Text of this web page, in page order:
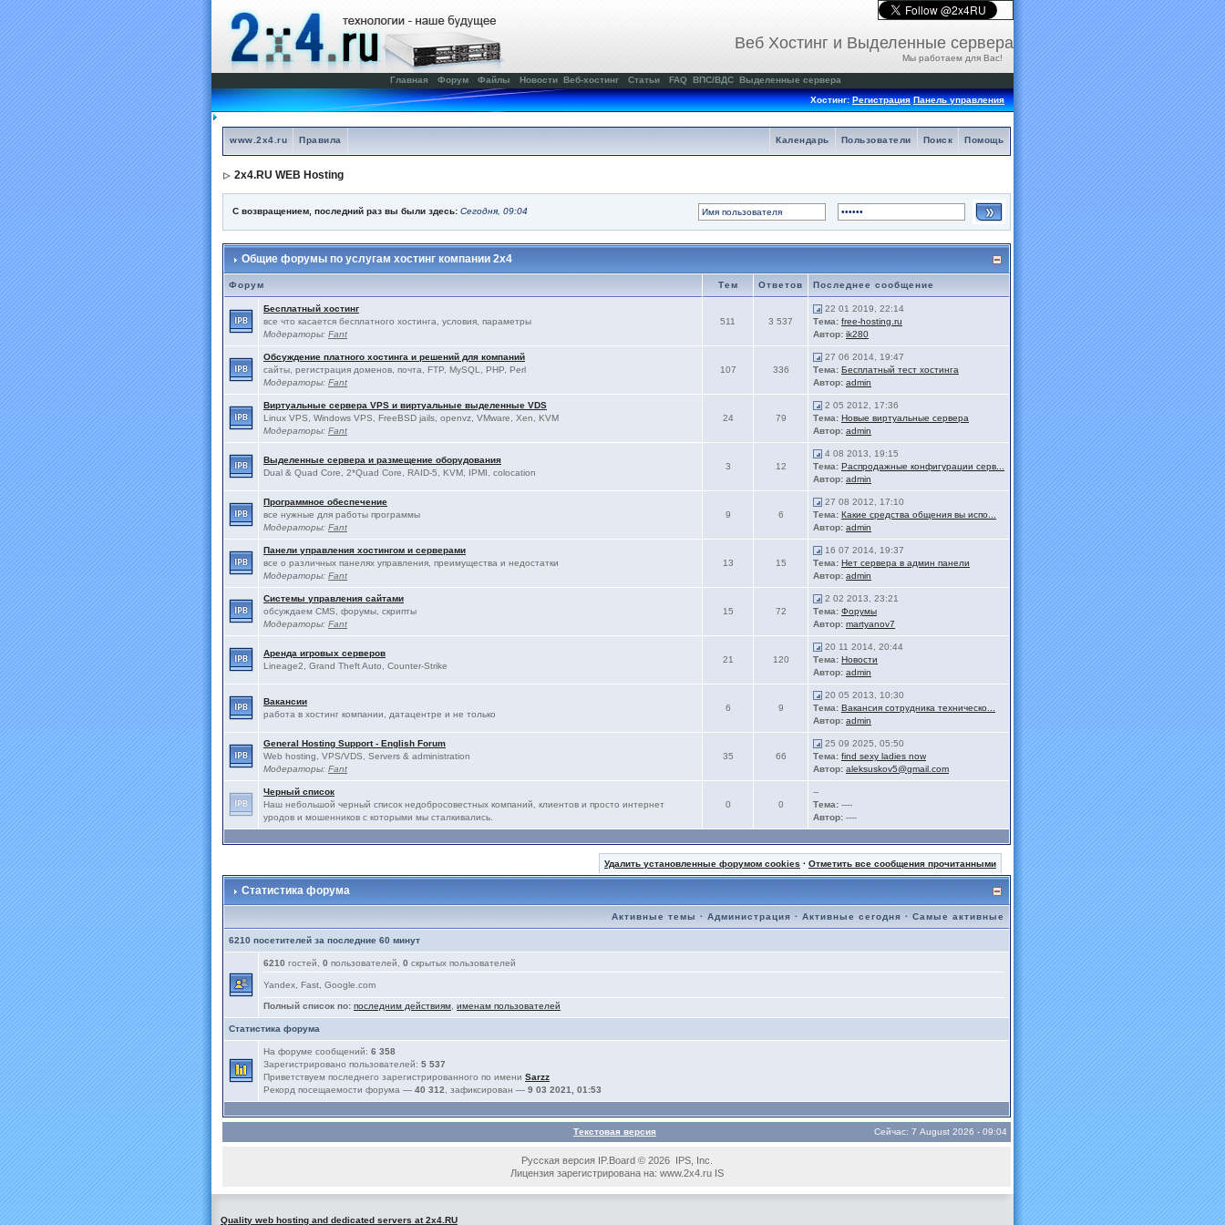
Веб Хостинг и Выделенные сервера
Мы работаем для Вас!
Главная Форум Файлы Новости Веб-хостинг Статьи FAQ ВПС/ВДС Выделенные сервера
Хостинг:Регистрация Панель управления
www.2x4.ru Правила Помощь
Поиск
Пользователи
Календарь
2x4.RU WEB Hosting
С возвращением, последний раз вы были здесь: Сегодня, 09:04
Общие форумы по услугам хостинг компании 2x4
Форум Тем Ответов Последнее сообщение
Бесплатный хостинг
все что касается бесплатного хостинга, условия, параметры
Модераторы: Fant
511 3 537
22 01 2019, 22:14
Тема: free-hosting.ru
Автор: ik280
Обсуждение платного хостинга и решений для компаний
сайты, регистрация доменов, почта, FTP, MySQL, PHP, Perl
Модераторы: Fant
107 336
27 06 2014, 19:47
Тема: Бесплатный тест хостинга
Автор: admin
Виртуальные сервера VPS и виртуальные выделенные VDS
Linux VPS, Windows VPS, FreeBSD jails, openvz, VMware, Xen, KVM
Модераторы: Fant
24 79
2 05 2012, 17:36
Тема: Новые виртуальные сервера
Автор: admin
Выделенные сервера и размещение оборудования
Dual & Quad Core, 2*Quad Core, RAID-5, KVM, IPMI, colocation
3 12
4 08 2013, 19:15
Тема: Распродажные конфигурации серв...
Автор: admin
Программное обеспечение
все нужные для работы программы
Модераторы: Fant
9 6
27 08 2012, 17:10
Тема: Какие средства общения вы испо...
Автор: admin
Панели управления хостингом и серверами
все о различных панелях управления, преимущества и недостатки
Модераторы: Fant
13 15
16 07 2014, 19:37
Тема: Нет сервера в админ панели
Автор: admin
Системы управления сайтами
обсуждаем CMS, форумы, скрипты
Модераторы: Fant
15 72
2 02 2013, 23:21
Тема: Форумы
Автор: martyanov7
Аренда игровых серверов
Lineage2, Grand Theft Auto, Counter-Strike
21 120
20 11 2014, 20:44
Тема: Новости
Автор: admin
Вакансии
работа в хостинг компании, датацентре и не только
6 9
20 05 2013, 10:30
Тема: Вакансия сотрудника техническо...
Автор: admin
General Hosting Support - English Forum
Web hosting, VPS/VDS, Servers & administration
Модераторы: Fant
35 66
25 09 2025, 05:50
Тема: find sexy ladies now
Автор: aleksuskov5@gmail.com
Черный список
Наш небольшой черный список недобросовестных компаний, клиентов и просто интернет
уродов и мошенников с которыми мы сталкивались.
0 0
--
Тема: ----
Автор: ----
Удалить установленные форумом cookies · Отметить все сообщения прочитанными
Статистика форума
Активные темы · Администрация · Активные сегодня · Самые активные
6210 посетителей за последние 60 минут
6210 гостей, 0 пользователей, 0 скрытых пользователей
Yandex, Fast, Google.com
Полный список по: последним действиям именам пользователей
Статистика форума
На форуме сообщений: 6 358
Зарегистрировано пользователей: 5 537
Приветствуем последнего зарегистрированного по имени Sarzz
Рекорд посещаемости форума — 40 312 , зафиксирован — 9 03 2021, 01:53
Текстовая версия Сейчас: 7 August 2026 - 09:04
Русская версия IP.Board © 2026 IPS, Inc.
Лицензия зарегистрирована на: www.2x4.ru IS
Quality web hosting and dedicated servers at 2x4.RU